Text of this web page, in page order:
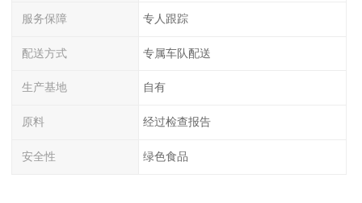
服务保障 专人跟踪
配送方式 专属车队配送
生产基地 自有
原料 经过检查报告
安全性 绿色食品